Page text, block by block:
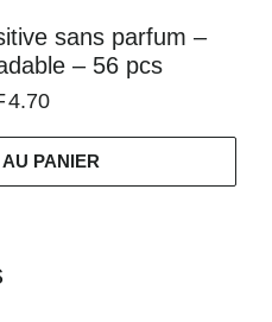
sans parfum –
– 56 pcs
4.70
PANIER